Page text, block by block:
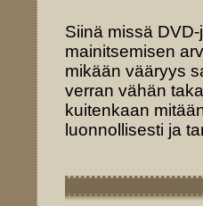
Siinä missä
mainitsemisen
mikään vääryys
verran vähän
kuitenkaan
luonnollisesti ja